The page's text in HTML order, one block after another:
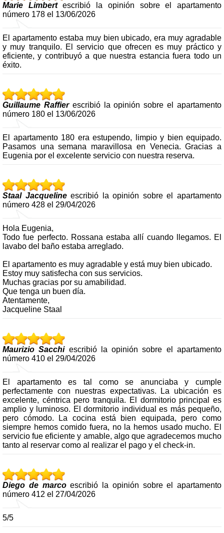
Marie Limbertescribió la opinión sobre el apartamento
número 178 el 13/06/2026
El apartamento estaba muy bien ubicado, era muy agradable
y muy tranquilo. El servicio que ofrecen es muy práctico y
eficiente, y contribuyó a que nuestra estancia fuera todo un
éxito.
Guillaume Raffier escribió la opinión sobre el apartamento
número 180 el 13/06/2026
El apartamento 180 era estupendo, limpio y bien equipado.
Pasamos una semana maravillosa en Venecia. Gracias a
Eugenia por el excelente servicio con nuestra reserva.
Staal Jacquelineescribió la opinión sobre el apartamento
número 428 el 29/04/2026
Hola Eugenia,
Todo fue perfecto. Rossana estaba allí cuando llegamos. El
lavabo del baño estaba arreglado.
El apartamento es muy agradable y está muy bien ubicado.
Estoy muy satisfecha con sus servicios.
Muchas gracias por su amabilidad.
Que tenga un buen día.
Atentamente,
Jacqueline Staal
Maurizio Sacchiescribió la opinión sobre el apartamento
número 410 el 29/04/2026
El apartamento es tal como se anunciaba y cumple
perfectamente con nuestras expectativas. La ubicación es
excelente, céntrica pero tranquila. El dormitorio principal es
amplio y luminoso. El dormitorio individual es más pequeño,
pero cómodo. La cocina está bien equipada, pero como
siempre hemos comido fuera, no la hemos usado mucho. El
servicio fue eficiente y amable, algo que agradecemos mucho
tanto al reservar como al realizar el pago y el check-in.
Diego de marcoescribió la opinión sobre el apartamento
número 412 el 27/04/2026
5/5